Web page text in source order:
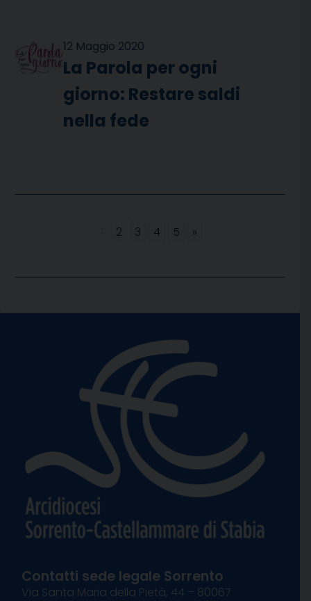
12 Maggio 2020
La Parola per ogni
giorno: Restare saldi
nella fede
2 3 4 5 »
Contatti sede legale Sorrento
Via Santa Maria della Pietà, 44 – 80067